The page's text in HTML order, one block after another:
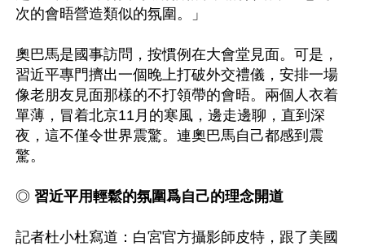
次的會晤營造類似的氛圍。」
奧巴馬是國事訪問，按慣例在大會堂見面。可是，
習近平專門擠出一個晚上打破外交禮儀，安排一場
像老朋友見面那樣的不打領帶的會晤。兩個人衣着
單薄，冒着北京11月的寒風，邊走邊聊，直到深
夜，這不僅令世界震驚。連奧巴馬自己都感到震
驚。
◎ 習近平用輕鬆的氛圍爲自己的理念開道
記者杜小杜寫道：白宮官方攝影師皮特，跟了美國